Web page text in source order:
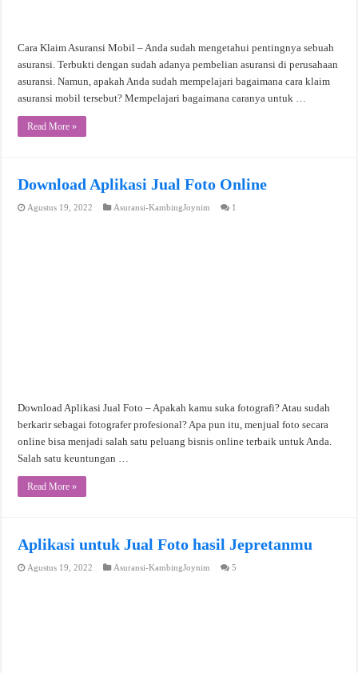
Cara Klaim Asuransi Mobil – Anda sudah mengetahui pentingnya sebuah
asuransi. Terbukti dengan sudah adanya pembelian asuransi di perusahaan
asuransi. Namun, apakah Anda sudah mempelajari bagaimana cara klaim
asuransi mobil tersebut? Mempelajari bagaimana caranya untuk …
Read More »
Download Aplikasi Jual Foto Online
Agustus 19, 2022 Asuransi-KambingJoynim 1
Download Aplikasi Jual Foto – Apakah kamu suka fotografi? Atau sudah
berkarir sebagai fotografer profesional? Apa pun itu, menjual foto secara
online bisa menjadi salah satu peluang bisnis online terbaik untuk Anda.
Salah satu keuntungan …
Read More »
Aplikasi untuk Jual Foto hasil Jepretanmu
Agustus 19, 2022 Asuransi-KambingJoynim 5